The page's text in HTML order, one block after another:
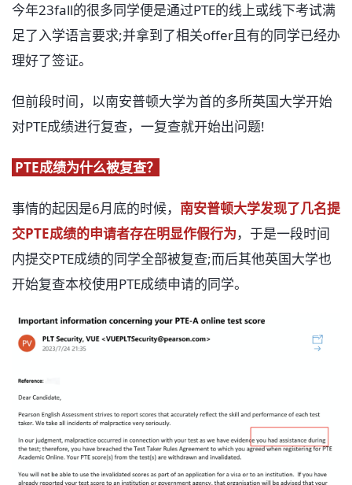
今年23fall的很多同学便是通过PTE的线上或线下考试满
足了入学语言要求;并拿到了相关offer且有的同学已经办
理好了签证。
但前段时间，以南安普顿大学为首的多所英国大学开始
对PTE成绩进行复查，一复查就开始出问题!
PTE成绩为什么被复查？
事情的起因是6月底的时候， 南安普顿大学发现了几名提
交PTE成绩的申请者存在明显作假行为，于是一段时间
内提交PTE成绩的同学全部被复查;而后其他英国大学也
开始复查本校使用PTE成绩申请的同学。